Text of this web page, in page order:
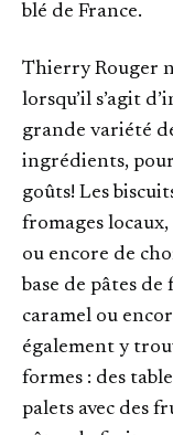
blé de France.
Thierry Rouger
lorsqu’il s’agit
grande variété
ingrédients,
goûts! Les
fromages locaux,
ou encore de
base de pâtes
caramel ou
également y
formes : des
palets avec des